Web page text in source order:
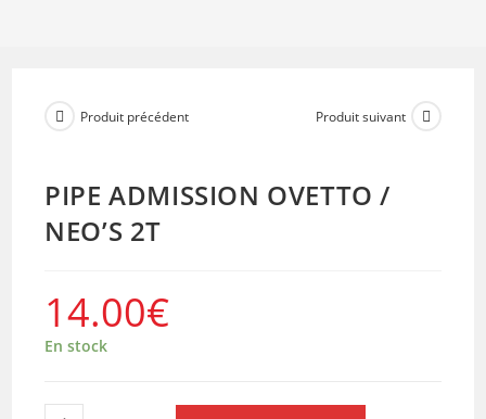
Produit précédent Produit suivant
PIPE ADMISSION OVETTO /
NEO’S 2T
14.00€
En stock